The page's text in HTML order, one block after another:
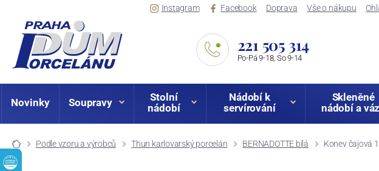
Instagram Facebook Doprava Vše o nákupu
221 505 314
Po-Pá 9-18, So 9-14
Novinky Soupravy
Stolní
nádobí
Nádobí k
servírování
Skleněné
nádobí a
Podle vzoru a výrobců Thun karlovarský porcelán BERNADOTTE bílá Konev čajová